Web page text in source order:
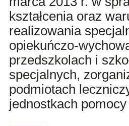
kształcenia oraz
realizowania
opiekuńczo-
przedszkolach i
specjalnych,
podmiotach
jednostkach pomocy